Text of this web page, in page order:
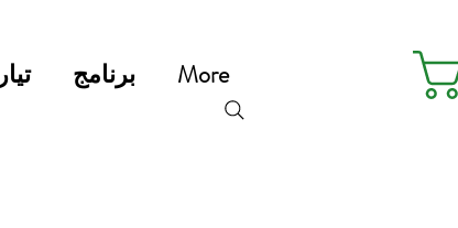
تيار برنامج More